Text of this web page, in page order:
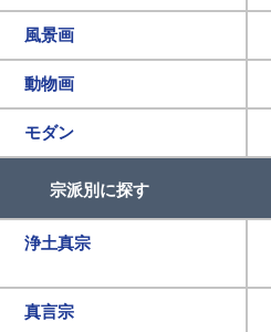
風景画
動物画
モダン
宗派別に探す
浄土真宗
真言宗